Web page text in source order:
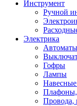
Инструмент
Ручной
Электрика
Автоматы
Гофры
Лампы
Плафоны,
Провода,